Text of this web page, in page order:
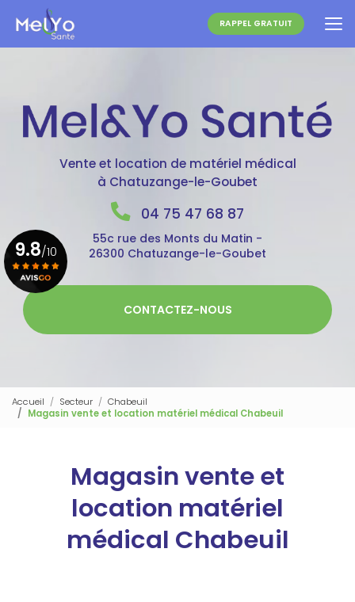
contenu
principal
RAPPEL GRATUIT
Vente et location de matériel médical
à Chatuzange-le-Goubet
04 75 47 68 87
55c rue des Monts du Matin -
26300 Chatuzange-le-Goubet
CONTACTEZ-NOUS
9.8/10
Voir le certificat
Accueil Secteur
Chabeuil
Magasin vente et location matériel médical Chabeuil
Magasin vente et
location matériel
médical Chabeuil